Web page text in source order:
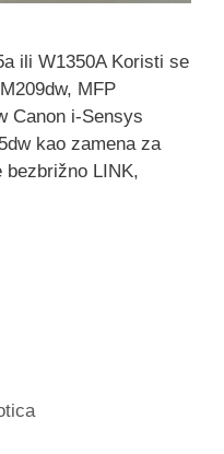
ili W1350A Koristi se
MFP
Canon i-Sensys
kao zamena za
bezbrižno LINK,